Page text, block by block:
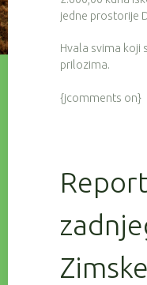
jedne prostorije
Hvala svima koji
prilozima.
{jcomments on}